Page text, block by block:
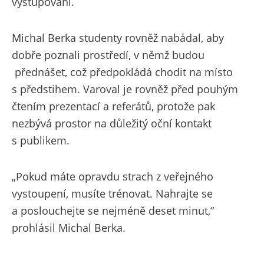
Michal Berka studenty rovněž nabádal, aby
dobře poznali prostředí, v němž budou
přednášet, což předpokládá chodit na místo
s předstihem. Varoval je rovněž před pouhým
čtením prezentací a referátů, protože pak
nezbývá prostor na důležitý oční kontakt
s publikem.
„Pokud máte opravdu strach z veřejného
vystoupení, musíte trénovat. Nahrajte se
a poslouchejte se nejméně deset minut,“
prohlásil Michal Berka.